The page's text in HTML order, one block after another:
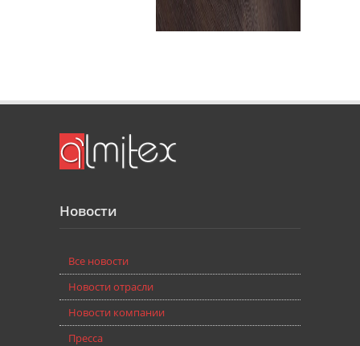
Новости
Bce новости
Новости отрасли
Новости компании
Пресса